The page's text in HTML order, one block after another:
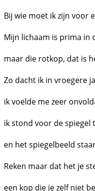
Bij wie moet ik zijn voor
Mijn lichaam is prima in
maar die rotkop, dat is
Zo dacht ik in vroegere
ik voelde me zeer
ik stond voor de spiegel
en het spiegelbeeld
Reken maar dat het je
een kop die je zelf niet